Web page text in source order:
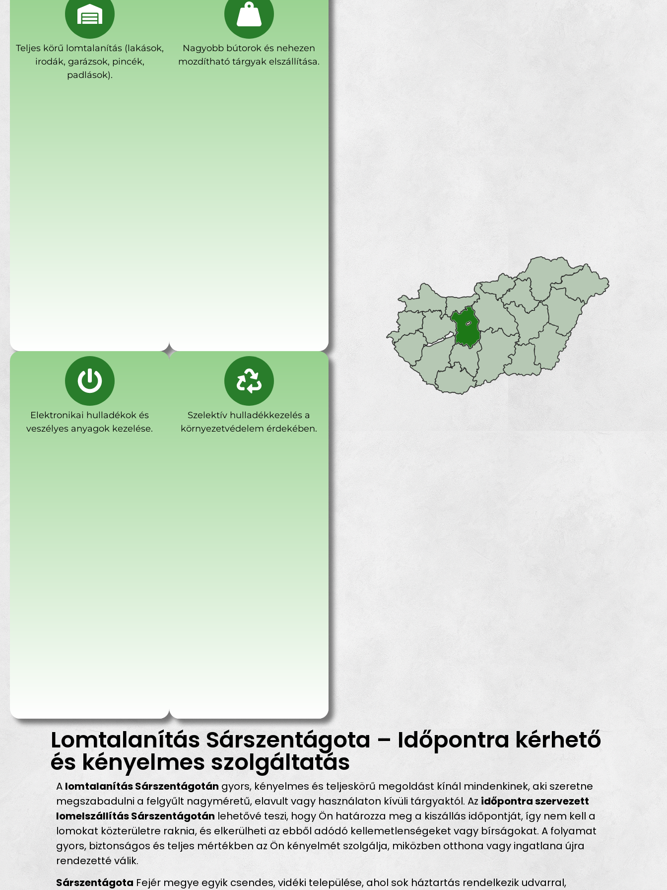
Teljes körű lomtalanítás (lakások,
irodák, garázsok, pincék,
padlások).
Nagyobb bútorok és nehezen
mozdítható tárgyak elszállítása.
Elektronikai hulladékok és
veszélyes anyagok kezelése.
Szelektív hulladékkezelés a
környezetvédelem érdekében.
Lomtalanítás Sárszentágota – Időpontra kérhető
és kényelmes szolgáltatás
A lomtalanítás Sárszentágotán gyors, kényelmes és teljeskörű megoldást kínál mindenkinek, aki szeretne
megszabadulni a felgyűlt nagyméretű, elavult vagy használaton kívüli tárgyaktól. Az időpontra szervezett
lomelszállítás Sárszentágotán lehetővé teszi, hogy Ön határozza meg a kiszállás időpontját, így nem kell a
lomokat közterületre raknia, és elkerülheti az ebből adódó kellemetlenségeket vagy bírságokat. A folyamat
gyors, biztonságos és teljes mértékben az Ön kényelmét szolgálja, miközben otthona vagy ingatlana újra
rendezetté válik.
Sárszentágota Fejér megye egyik csendes, vidéki települése, ahol sok háztartás rendelkezik udvarral,